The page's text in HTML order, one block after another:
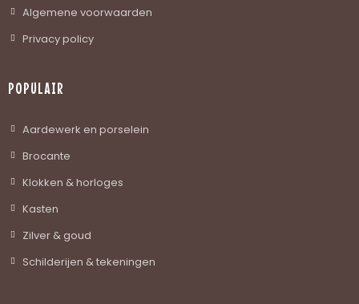
Algemene voorwaarden
Privacy policy
POPULAIR
Aardewerk en porselein
Brocante
Klokken & horloges
Kasten
Zilver & goud
Schilderijen & tekeningen